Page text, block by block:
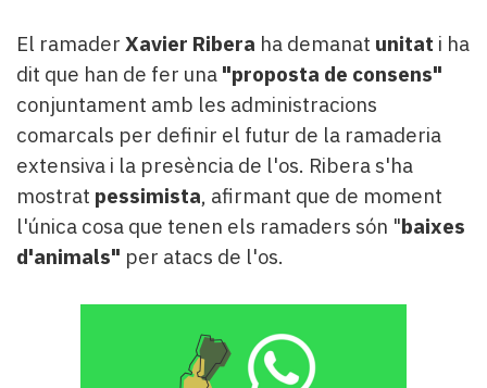
El ramader Xavier Ribera ha demanat unitat i ha
dit que han de fer una "proposta de consens"
conjuntament amb les administracions
comarcals per definir el futur de la ramaderia
extensiva i la presència de l'os. Ribera s'ha
mostrat pessimista, afirmant que de moment
l'única cosa que tenen els ramaders són "baixes
d'animals" per atacs de l'os.